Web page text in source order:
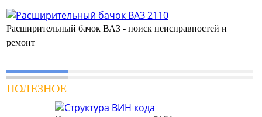
Расширительный бачок ВАЗ - поиск неисправностей и
ремонт
ПОЛЕЗНОЕ